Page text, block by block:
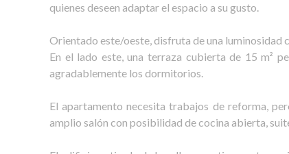
quienes deseen adaptar el espacio a su gusto.
Orientado este/oeste, disfruta de una luminosidad
En el lado este, una terraza cubierta de 15 m²
agradablemente los dormitorios.
El apartamento necesita trabajos de reforma,
amplio salón con posibilidad de cocina abierta,